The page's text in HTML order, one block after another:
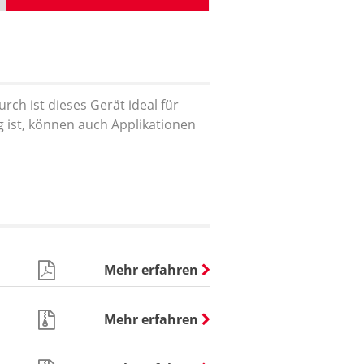
ist dieses Gerät ideal für
ist, können auch Applikationen
Mehr erfahren
Mehr erfahren